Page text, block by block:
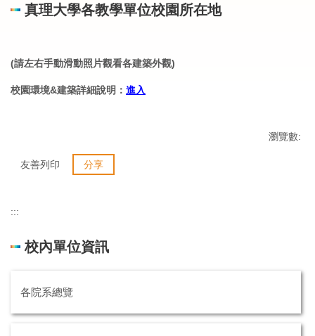
真理大學各教學單位校園所在地
(請左右手動滑動照片觀看各建築外觀)
校園環境&建築詳細說明： 進入
瀏覽數:
友善列印 分享
:::
校內單位資訊
各院系總覽